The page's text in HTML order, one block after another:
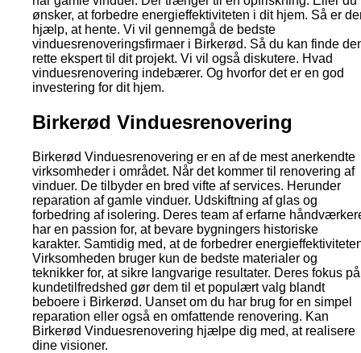
ønsker, at forbedre energieffektiviteten i dit hjem. Så er
hjælp, at hente. Vi vil gennemgå de bedste
vinduesrenoveringsfirmaer i Birkerød. Så du kan finde
rette ekspert til dit projekt. Vi vil også diskutere. Hvad
vinduesrenovering indebærer. Og hvorfor det er en god
investering for dit hjem.
Birkerød Vinduesrenovering
Birkerød Vinduesrenovering er en af de mest anerkendte
virksomheder i området. Når det kommer til renovering af
vinduer. De tilbyder en bred vifte af services. Herunder
reparation af gamle vinduer. Udskiftning af glas og
forbedring af isolering. Deres team af erfarne
har en passion for, at bevare bygningers historiske
karakter. Samtidig med, at de forbedrer
Virksomheden bruger kun de bedste materialer og
teknikker for, at sikre langvarige resultater. Deres fokus på
kundetilfredshed gør dem til et populært valg blandt
beboere i Birkerød. Uanset om du har brug for en simpel
reparation eller også en omfattende renovering. Kan
Birkerød Vinduesrenovering hjælpe dig med, at realisere
dine visioner.